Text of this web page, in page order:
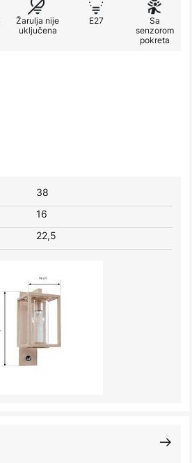
Žarulja nije
uključena
E27
Sa
senzorom
pokreta
16
38
22,5